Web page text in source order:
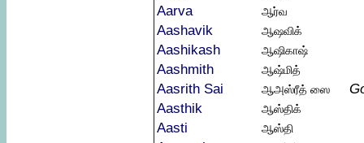
Aarva ஆர்வ
Aashavik ஆஷவிக்
Aashikash ஆஷிகாஷ்
Aashmith ஆஷ்மித்
Aasrith Sai ஆஅஸ்ரீத் ஸை
Aasthik
ஆஸ்திக்
Aasti ஆஸ்தி